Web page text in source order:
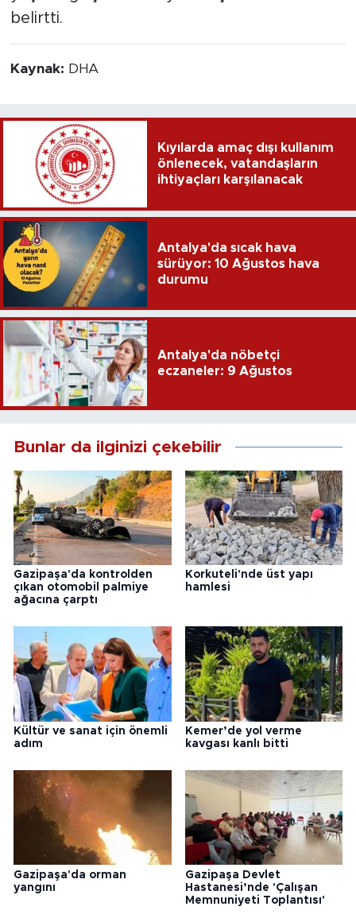
belirtti.
Kaynak: DHA
Kıyılarda amaç dışı kullanım
önlenecek, vatandaşların
ihtiyaçları karşılanacak
Antalya'da sıcak hava
sürüyor: 10 Ağustos hava
durumu
Antalya'da nöbetçi
eczaneler: 9 Ağustos
Bunlar da ilginizi çekebilir
Gazipaşa'da kontrolden
çıkan otomobil palmiye
ağacına çarptı
Korkuteli'nde üst yapı
hamlesi
Kültür ve sanat için önemli
adım
Kemer’de yol verme
kavgası kanlı bitti
Gazipaşa'da orman
yangını
Gazipaşa Devlet
Hastanesi’nde 'Çalışan
Memnuniyeti Toplantısı'